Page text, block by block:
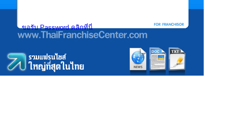
ขอรับ Password คลิกที่นี่